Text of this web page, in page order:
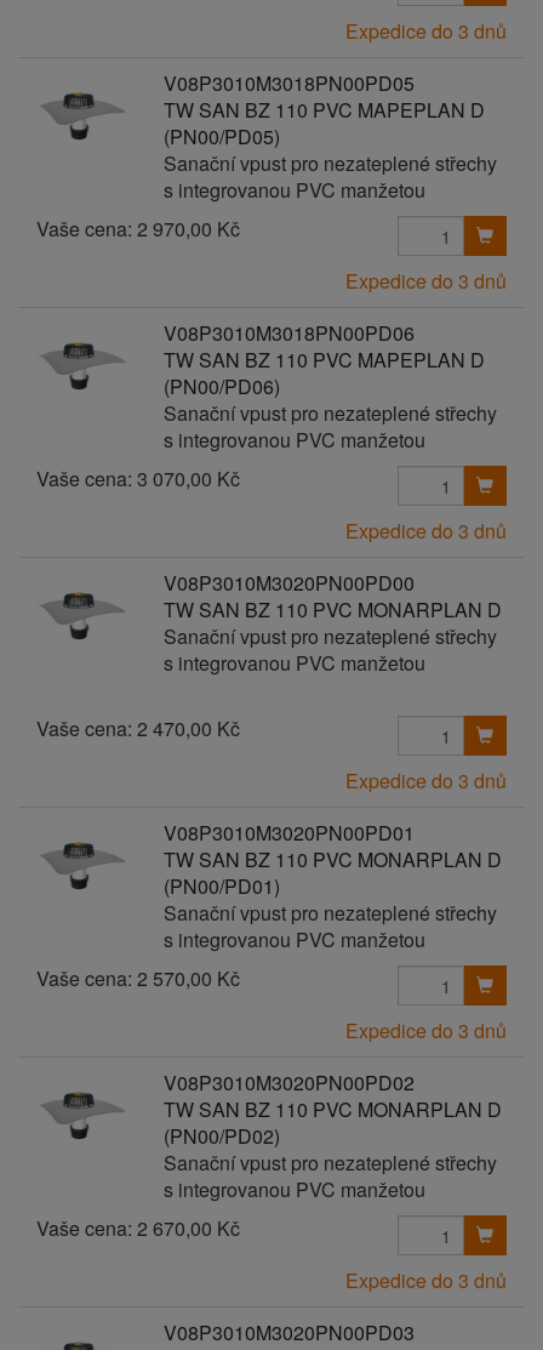
Expedice do 3 dnů
V08P3010M3018PN00PD05
TW SAN BZ 110 PVC MAPEPLAN D
(PN00/PD05)
Sanační vpust pro nezateplené střechy
s integrovanou PVC manžetou
Vaše cena: 2 970,00 Kč
Expedice do 3 dnů
V08P3010M3018PN00PD06
TW SAN BZ 110 PVC MAPEPLAN D
(PN00/PD06)
Sanační vpust pro nezateplené střechy
s integrovanou PVC manžetou
Vaše cena: 3 070,00 Kč
Expedice do 3 dnů
V08P3010M3020PN00PD00
TW SAN BZ 110 PVC MONARPLAN D
Sanační vpust pro nezateplené střechy
s integrovanou PVC manžetou
Vaše cena: 2 470,00 Kč
Expedice do 3 dnů
V08P3010M3020PN00PD01
TW SAN BZ 110 PVC MONARPLAN D
(PN00/PD01)
Sanační vpust pro nezateplené střechy
s integrovanou PVC manžetou
Vaše cena: 2 570,00 Kč
Expedice do 3 dnů
V08P3010M3020PN00PD02
TW SAN BZ 110 PVC MONARPLAN D
(PN00/PD02)
Sanační vpust pro nezateplené střechy
s integrovanou PVC manžetou
Vaše cena: 2 670,00 Kč
Expedice do 3 dnů
V08P3010M3020PN00PD03